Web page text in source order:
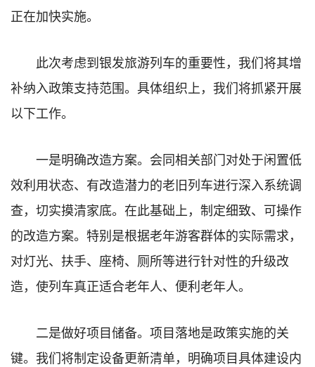
正在加快实施。
此次考虑到银发旅游列车的重要性，我们将其增
补纳入政策支持范围。具体组织上，我们将抓紧开展
以下工作。
一是明确改造方案。会同相关部门对处于闲置低
效利用状态、有改造潜力的老旧列车进行深入系统调
查，切实摸清家底。在此基础上，制定细致、可操作
的改造方案。特别是根据老年游客群体的实际需求，
对灯光、扶手、座椅、厕所等进行针对性的升级改
造，使列车真正适合老年人、便利老年人。
二是做好项目储备。项目落地是政策实施的关
键。我们将制定设备更新清单，明确项目具体建设内